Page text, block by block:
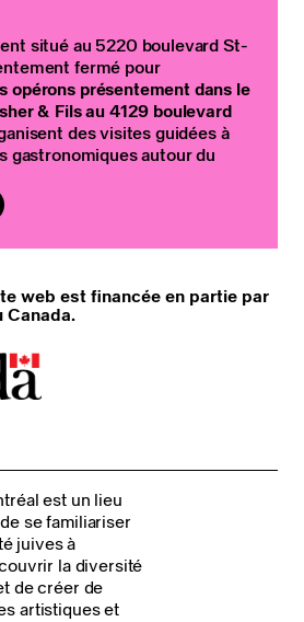
situé au 5220 boulevard St-
fermé pour
opérons présentement dans le
& Fils au 4129 boulevard
des visites guidées à
gastronomiques autour du
web est financée en partie par
Canada.
est un lieu
se familiariser
juives à
la diversité
de créer de
artistiques et